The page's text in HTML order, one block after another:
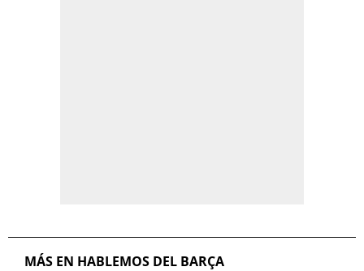
MÁS EN HABLEMOS DEL BARÇA